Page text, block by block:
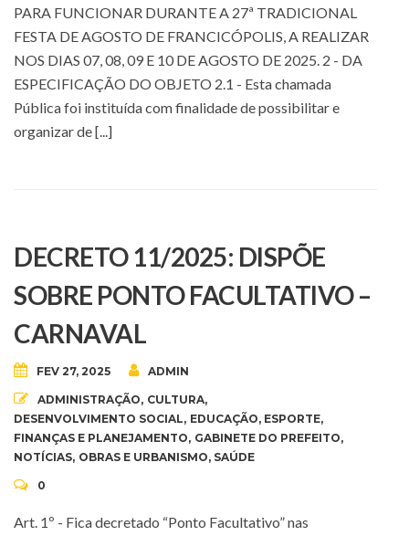
PARA FUNCIONAR DURANTE A 27ª TRADICIONAL
FESTA DE AGOSTO DE FRANCICÓPOLIS, A REALIZAR
NOS DIAS 07, 08, 09 E 10 DE AGOSTO DE 2025. 2 - DA
ESPECIFICAÇÃO DO OBJETO 2.1 - Esta chamada
Pública foi instituída com finalidade de possibilitar e
organizar de [...]
DECRETO 11/2025: DISPÕE
SOBRE PONTO FACULTATIVO –
CARNAVAL
FEV 27, 2025 ADMIN
ADMINISTRAÇÃO, CULTURA,
DESENVOLVIMENTO SOCIAL, EDUCAÇÃO, ESPORTE,
FINANÇAS E PLANEJAMENTO, GABINETE DO PREFEITO,
NOTÍCIAS, OBRAS E URBANISMO, SAÚDE
0
Art. 1º - Fica decretado “Ponto Facultativo” nas